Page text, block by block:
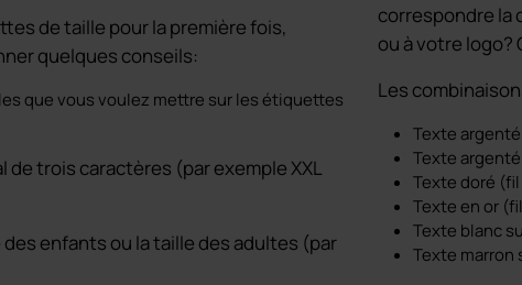
de taille pour la première fois,
quelques conseils:
que vous voulez mettre sur les étiquettes
de trois caractères (par exemple XXL
enfants ou la taille des adultes (par
correspondre la
ou à votre logo?
Les
Texte
Texte
Texte doré
Texte en or
Texte blanc
Texte marron